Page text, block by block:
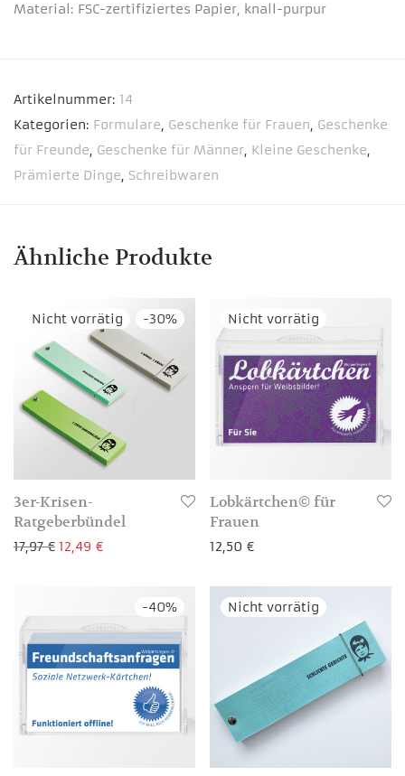
Material: FSC-zertifiziertes Papier, knall-purpur
Artikelnummer: 14
Kategorien: Formulare, Geschenke für Frauen, Geschenke
für Freunde, Geschenke für Männer, Kleine Geschenke,
Prämierte Dinge, Schreibwaren
Ähnliche Produkte
-30%
3er-Krisen-
Ratgeberbündel
17,97€ Ursprünglicher Preis war: 17,97 €
12,49 €Aktueller Preis ist: 12,49 €.
3-4 Werktage
Lobkärtchen© für
Frauen
12,50 €
3-4 Werktage
-40%